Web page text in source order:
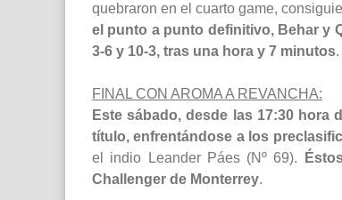
quebraron en el cuarto game,
el punto a punto definitivo, Behar y
3-6 y 10-3, tras una hora y 7 minutos.
FINAL CON AROMA A REVANCHA:
Este sábado, desde las 17:30 hora
título, enfrentándose a los
el indio Leander Páes (Nº 69).
Challenger de Monterrey.